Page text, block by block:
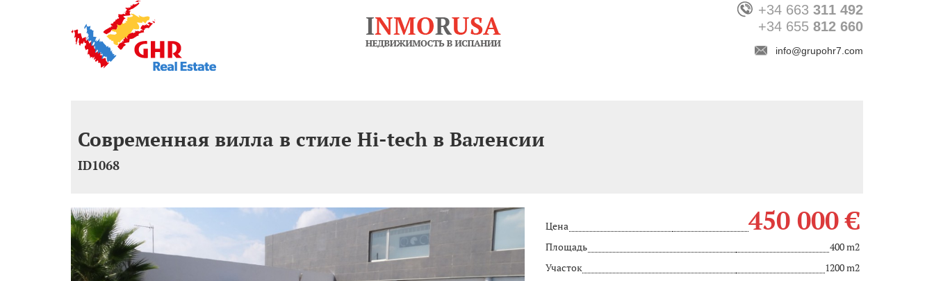
+34 663 311 492
+34 655 812 660
info@grupohr7.com
Современная вилла в стиле Hi-tech в Валенсии
ID1068
Цена 450 000 €
Площадь
400 m2
Участок
1200 m2